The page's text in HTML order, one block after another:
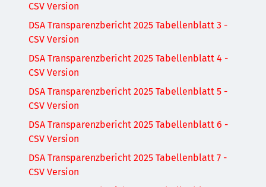
CSV Version
DSA Transparenzbericht 2025 Tabellenblatt 3 -
CSV Version
DSA Transparenzbericht 2025 Tabellenblatt 4 -
CSV Version
DSA Transparenzbericht 2025 Tabellenblatt 5 -
CSV Version
DSA Transparenzbericht 2025 Tabellenblatt 6 -
CSV Version
DSA Transparenzbericht 2025 Tabellenblatt 7 -
CSV Version